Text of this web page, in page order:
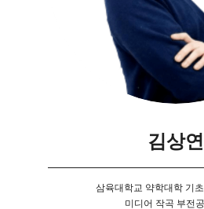
김상연
삼육대학교 약학대학 기
미디어 작곡 부전